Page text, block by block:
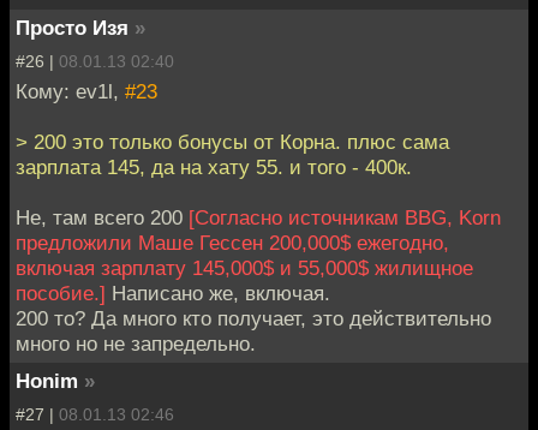
Просто Изя »
#26 | 08.01.13 02:40
Кому: ev1l, #23
> 200 это только бонусы от Корна. плюс сама
зарплата 145, да на хату 55. и того - 400к.
Не, там всего 200 [Согласно источникам BBG, Korn
предложили Маше Гессен 200,000$ ежегодно,
включая зарплату 145,000$ и 55,000$ жилищное
пособие.] Написано же, включая.
200 то? Да много кто получает, это действительно
много но не запредельно.
Honim »
#27 | 08.01.13 02:46